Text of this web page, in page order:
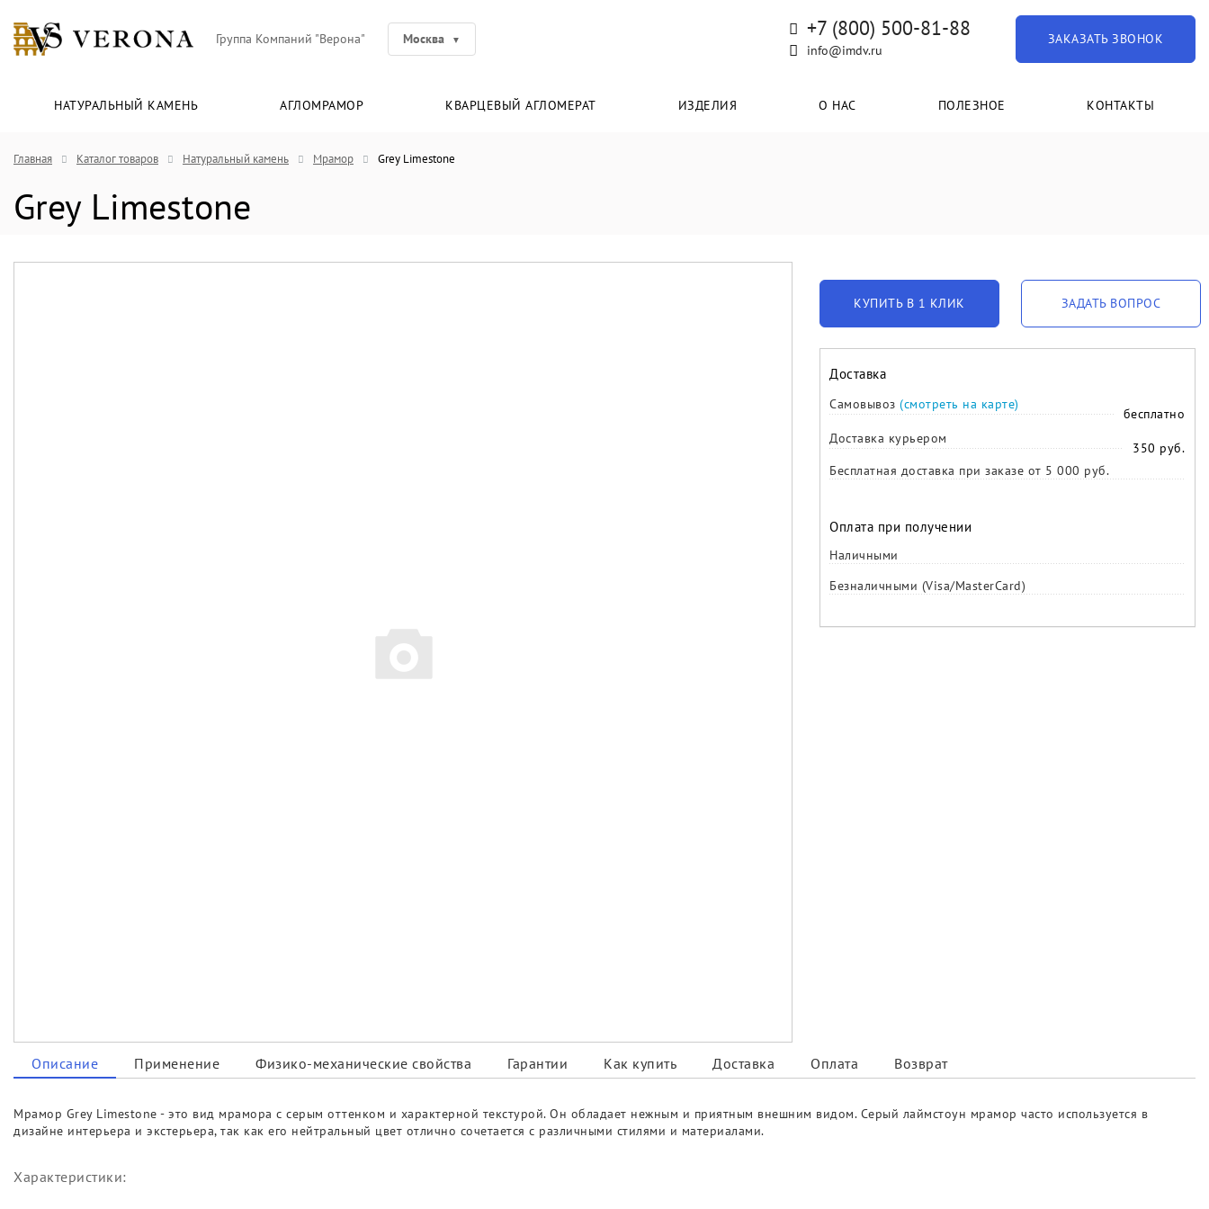
Группа Компаний "Верона" Москва +7 (800) 500-81-88
info@imdv.ru
ЗАКАЗАТЬ ЗВОНОК
НАТУРАЛЬНЫЙ КАМЕНЬ АГЛОМРАМОР КВАРЦЕВЫЙ АГЛОМЕРАТ ИЗДЕЛИЯ О НАС ПОЛЕЗНОЕ КОНТАКТЫ
Главная Каталог товаров Натуральный камень Мрамор Grey Limestone
Grey Limestone
КУПИТЬ В 1 КЛИК ЗАДАТЬ ВОПРОС
Доставка
Самовывоз (смотреть на карте)
бесплатно
Доставка курьером
350 руб.
Бесплатная доставка при заказе от 5 000 руб.
Оплата при получении
Наличными
Безналичными (Visa/MasterCard)
Описание Применение Физико-механические свойства Гарантии Как купить Доставка Оплата Возврат
Мрамор Grey Limestone - это вид мрамора с серым оттенком и характерной текстурой. Он обладает нежным и приятным внешним видом. Серый лаймстоун мрамор часто используется в
дизайне интерьера и экстерьера, так как его нейтральный цвет отлично сочетается с различными стилями и материалами.
Характеристики: